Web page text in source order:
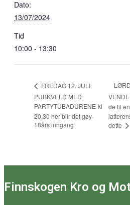
Dato:
13/07/2024
Tid
10:00 - 13:30
FREDAG 12. JULI:
PUBKVELD MED
PARTYTUBADURENE-kl
20,30 her blir det gøy-
18års inngang
de til
dette
Finnskogen Kro og